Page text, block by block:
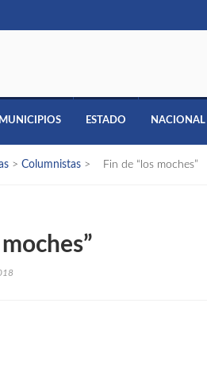
MUNICIPIOS ESTADO NACIONAL
> Columnistas > Fin de “los moches”